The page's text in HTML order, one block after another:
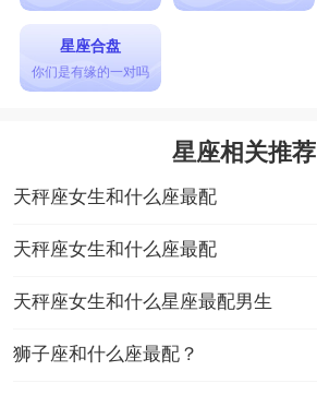
星座合盘
你们是有缘的一对吗
星座相关推荐
天秤座女生和什么座最配
天秤座女生和什么座最配
天秤座女生和什么星座最配男生
狮子座和什么座最配？